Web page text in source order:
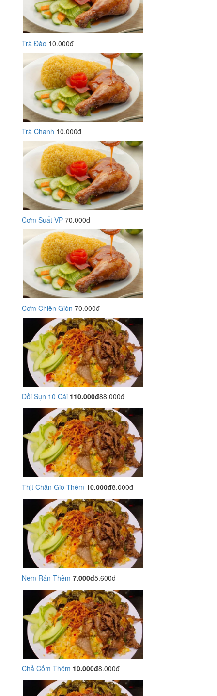
Trà Đào 10.000đ
Trà Chanh 10.000đ
Cơm Suất VP 70.000đ
Cơm Chiên Giòn 70.000đ
Dồi Sụn 10 Cái 110.000đ88.000đ
Thịt Chân Giò Thêm 10.000đ8.000đ
Nem Rán Thêm 7.000đ5.600đ
Chả Cốm Thêm 10.000đ8.000đ